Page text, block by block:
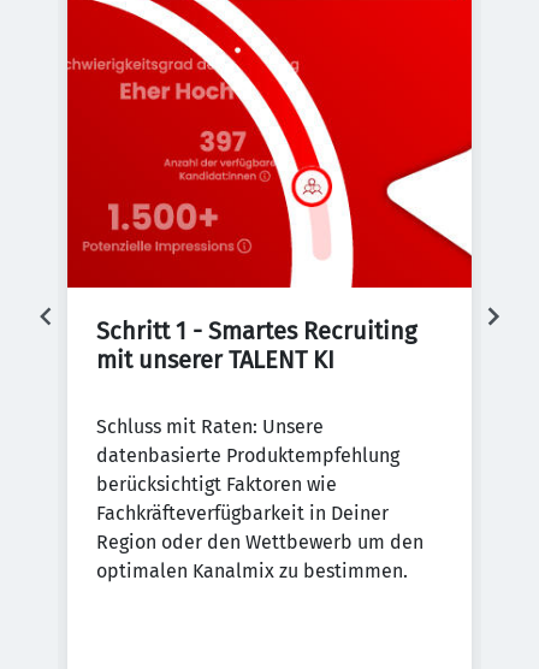
Schritt 1 - Smartes Recruiting
mit unserer TALENT KI
Schluss mit Raten: Unsere
datenbasierte Produktempfehlung
berücksichtigt Faktoren wie
Fachkräfteverfügbarkeit in Deiner
Region oder den Wettbewerb um den
optimalen Kanalmix zu bestimmen.